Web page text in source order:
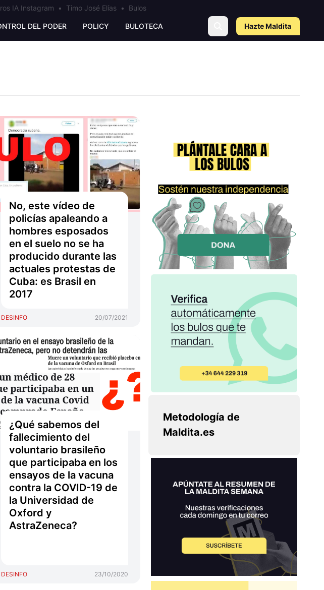
IA Instagram • Timo José Elías• Bulos
DEL PODER POLICY BULOTECA Hazte Maldita
No, este vídeo de
policías apaleando a
hombres esposados
en el suelo no se ha
producido durante las
actuales protestas de
Cuba: es Brasil en
2017
DESINFO 20/07/2021
¿Qué sabemos del
fallecimiento del
voluntario brasileño
que participaba en los
ensayos de la vacuna
contra la COVID-19 de
la Universidad de
Oxford y
AstraZeneca?
DESINFO 23/10/2020
Metodología de
Maldita.es